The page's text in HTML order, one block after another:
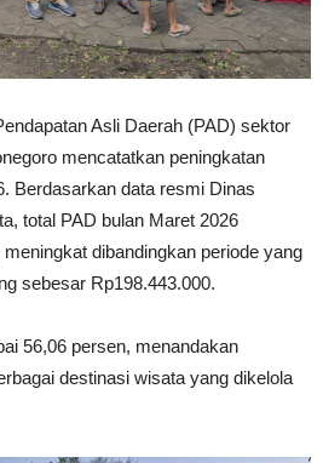
Asli Daerah (PAD) sektor
mencatatkan peningkatan
Berdasarkan data resmi Dinas
total PAD bulan Maret 2026
dibandingkan periode yang
sebesar Rp198.443.000.
56,06 persen, menandakan
destinasi wisata yang dikelola